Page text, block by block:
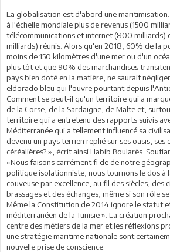
La globalisation est d'abord une
à l'échelle mondiale plus de revenus (1500
télécommunications et internet (800 milliards)
milliards) réunis. Alors qu'en 2018, 60% de la
moins de 150 kilomètres d'une mer ou d'un
plus tôt et que 90% des marchandises
pays bien doté en la matière, ne saurait
eldorado bleu qui l'ouvre pourtant depuis
Comment se peut-il qu'un territoire qui a
de la Corse, de la Sardaigne, de Malte et,
territoire qui a entretenu des rapports suivis
Méditerranée qui a tellement influencé sa
devenu un pays terrien replié sur ses oasis, ses
céréalières? », écrit ainsi Habib Boularès.
«Nous faisons carrément fi de de notre
politique isolationniste, nous tournons le dos à
couveuse par excellence, au fil des siècles, des
brassages et des échanges, même si son rôle
Même la Constitution de 2014 ignore le statut
méditerranéen de la Tunisie ». La création
centre des métiers de la mer et les réflexions
une stratégie maritime nationale sont
nouvelle prise de conscience.